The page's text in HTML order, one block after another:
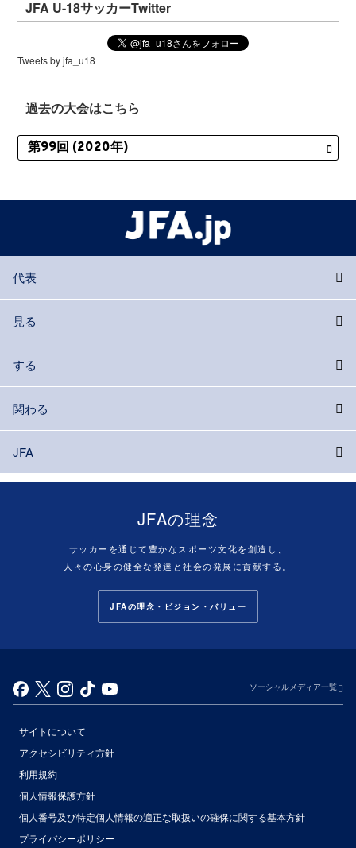
JFA U-18サッカーTwitter
Tweets by jfa_u18
過去の大会はこちら
代表
見る
する
関わる
JFA
JFAの理念
サッカーを通じて豊かなスポーツ文化を創造し、
人々の心身の健全な発達と社会の発展に貢献する。
JFAの理念・ビジョン・バリュー
ソーシャルメディア一覧
サイトについて
アクセシビリティ方針
利用規約
個人情報保護方針
個人番号及び特定個人情報の適正な取扱いの確保に関する基本方針
プライバシーポリシー